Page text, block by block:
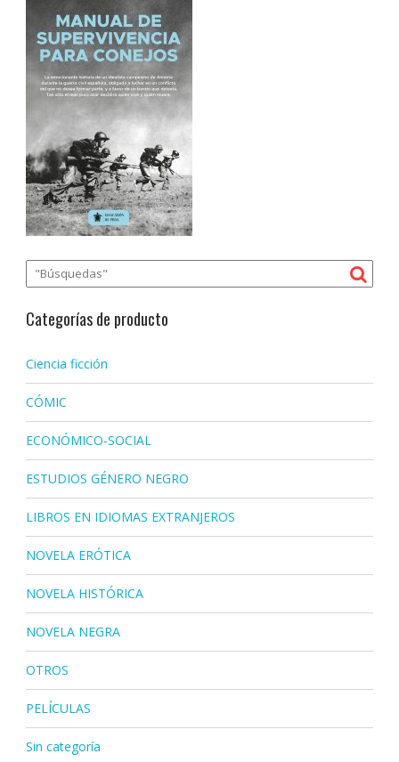
Categorías de producto
Ciencia ficción
CÓMIC
ECONÓMICO-SOCIAL
ESTUDIOS GÉNERO NEGRO
LIBROS EN IDIOMAS EXTRANJEROS
NOVELA ERÓTICA
NOVELA HISTÓRICA
NOVELA NEGRA
OTROS
PELÍCULAS
Sin categoría